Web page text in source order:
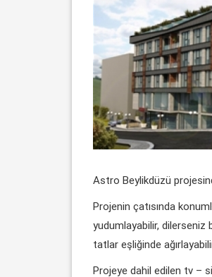
Astro Beylikdüzü
Projenin çatısında
yudumlayabilir, dilerseniz
tatlar eşliğinde
Projeye dahil edilen tv –